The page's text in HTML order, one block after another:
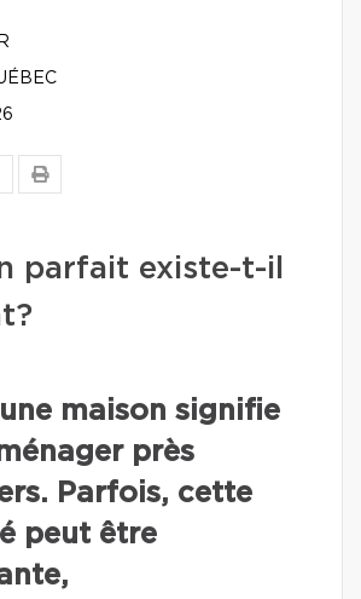
parfait existe-t-il
maison signifie
près
Parfois, cette
peut être